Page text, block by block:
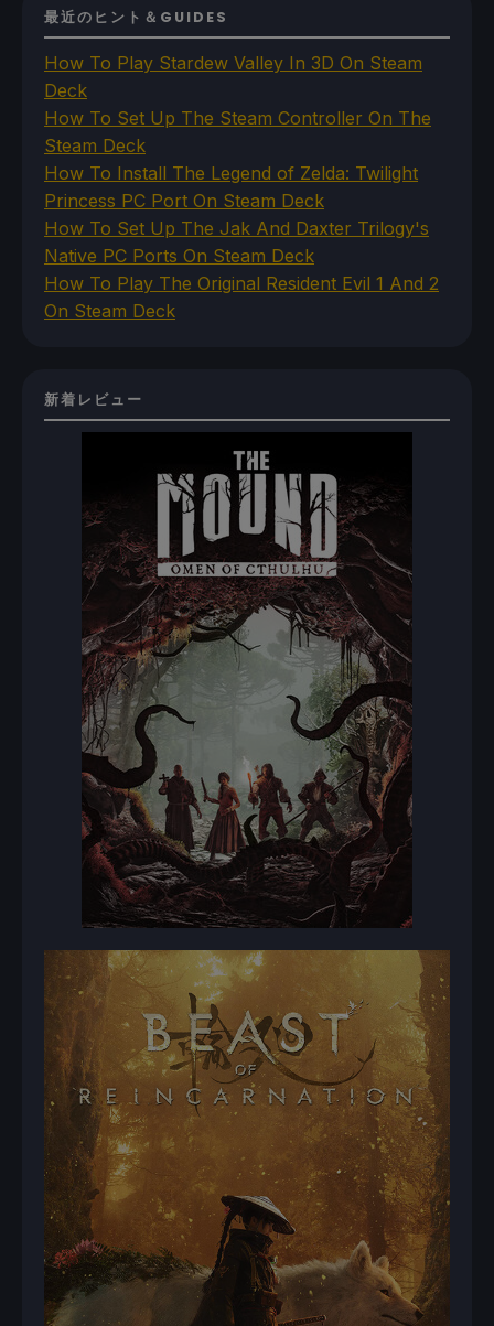
最近のヒント＆GUIDES
How To Play Stardew Valley In 3D On Steam
Deck
How To Set Up The Steam Controller On The
Steam Deck
How To Install The Legend of Zelda: Twilight
Princess PC Port On Steam Deck
How To Set Up The Jak And Daxter Trilogy's
Native PC Ports On Steam Deck
How To Play The Original Resident Evil 1 And 2
On Steam Deck
新着レビュー